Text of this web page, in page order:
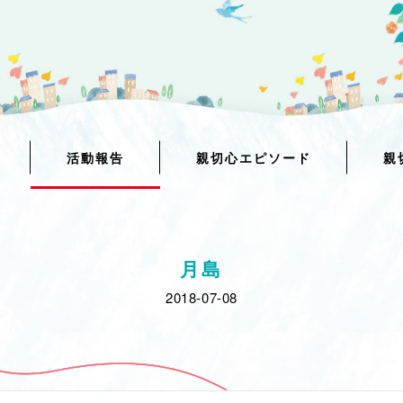
活動報告 親切心エピソード 親
月島
2018-07-08